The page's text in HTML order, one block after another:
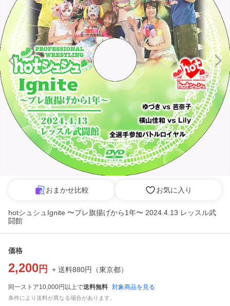
おまかせ比較 お気に入り
hotシュシュIgnite 〜プレ旗揚げから1年〜 2024.4.13 レッスル武
闘館
価格
2,200 円 + 送料880円 （東京都）
同一ストア10,000円以上で送料無料 対象商品を見る
条件により送料が異なる場合があります。